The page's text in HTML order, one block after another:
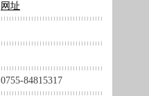
网址
0755-84815317